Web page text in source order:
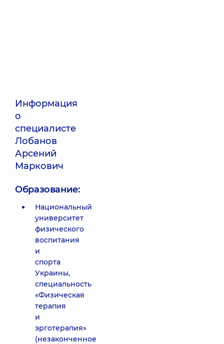
Информация
о
специалисте
Лобанов
Арсений
Маркович
Образование:
Национальный
университет
физического
воспитания
и
спорта
Украины,
специальность
«Физическая
терапия
и
эрготерапия»
(незаконченное